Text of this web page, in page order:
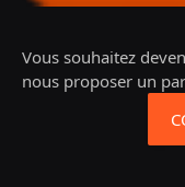
Vous souhaitez
nous proposer un